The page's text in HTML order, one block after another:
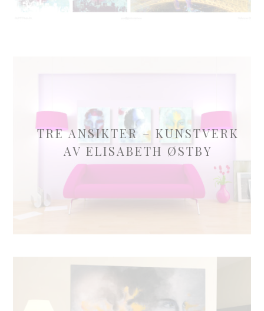
TRE ANSIKTER – KUNSTVERK
AV ELISABETH ØSTBY